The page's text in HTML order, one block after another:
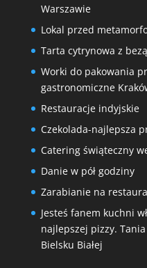
Warszawie
Lokal przed
Tarta cytrynowa z
Worki do pakowania
gastronomiczne
Restauracje indyjskie
Czekolada-najlepsza
Catering świąteczny
Danie w pół godziny
Zarabianie na
Jesteś fanem kuchni
najlepszej pizzy.
Bielsku Białej